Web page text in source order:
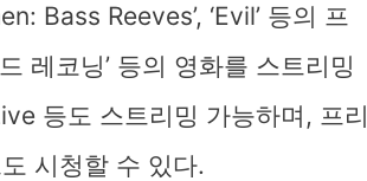
Bass Reeves’, ‘Evil’ 등의 프
레코닝’ 등의 영화를 스트리밍
등도 스트리밍 가능하며, 프리
시청할 수 있다.